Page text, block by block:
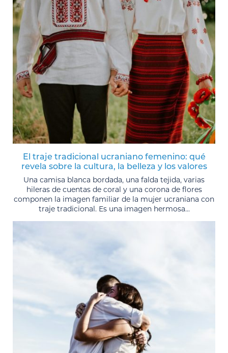
El traje tradicional ucraniano femenino: qué
revela sobre la cultura, la belleza y los valores
Una camisa blanca bordada, una falda tejida, varias
hileras de cuentas de coral y una corona de flores
componen la imagen familiar de la mujer ucraniana con
traje tradicional. Es una imagen hermosa...